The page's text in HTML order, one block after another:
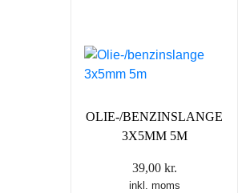
OLIE-/BENZINSLANGE
3X5MM 5M
39,00 kr.
inkl. moms